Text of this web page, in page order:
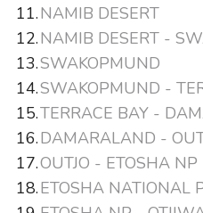
NAMIB DESERT
NAMIB DESERT -
SWAKOPMUND
SWAKOPMUND -
TERRACE BAY -
DAMARALAND -
OUTJO - ETOSHA NP
ETOSHA NATIONAL